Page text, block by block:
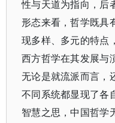
性与天道为指向，后
形态来看，哲学既具
现多样、多元的特点
西方哲学在其发展与
无论是就流派而言，
不同系统都显现了各
智慧之思，中国哲学